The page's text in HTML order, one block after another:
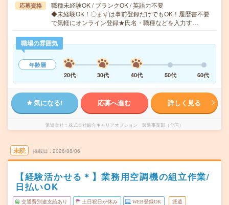
応募資格
職種未経験OK / ブランクOK / 英語力不要
◆未経験OK！〇まずは事前登録だけでもOK！履歴書不要
で気軽にオンライン登録★氏名・職種などを入力す…
職場の雰囲気
年齢層
20代
30代 40代 50代 60代
気になる! 応募へ進む 詳しく見る
派遣会社 株式会社綜合キャリアオプション 製造事業部（全国）
未読 掲載日 2026/08/06
【経験活かせる＊】業務用空調機の組立作業/
日払いOK
交通費別途支給あり 土日祝日が休み WEB登録OK 派遣